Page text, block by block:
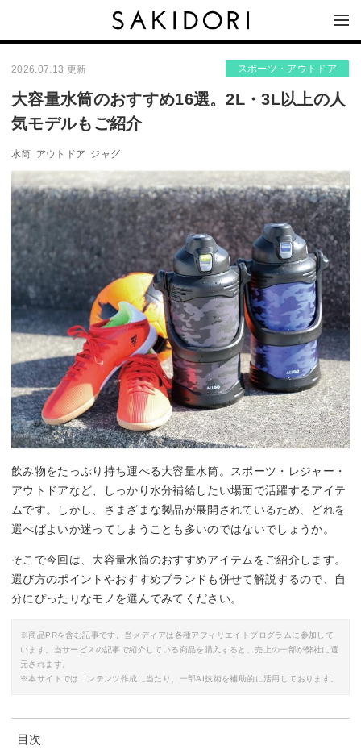
2026.07.13 更新 スポーツ・アウトドア
大容量水筒のおすすめ16選。2L・3L以上の人
気モデルもご紹介
水筒 アウトドア ジャグ
By:amazon.co.jp
飲み物をたっぷり持ち運べる大容量水筒。スポーツ・レジャー・
アウトドアなど、しっかり水分補給したい場面で活躍するアイテ
ムです。しかし、さまざまな製品が展開されているため、どれを
選べばよいか迷ってしまうことも多いのではないでしょうか。
そこで今回は、大容量水筒のおすすめアイテムをご紹介します。
選び方のポイントやおすすめブランドも併せて解説するので、自
分にぴったりなモノを選んでみてください。
※商品PRを含む記事です。当メディアは各種アフィリエイトプログラムに参加して
います。当サービスの記事で紹介している商品を購入すると、売上の一部が弊社に還
元されます。
※本サイトではコンテンツ作成に当たり、一部AI技術を補助的に活用しております。
目次